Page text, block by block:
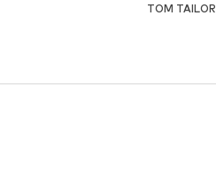
TOM TAILOR